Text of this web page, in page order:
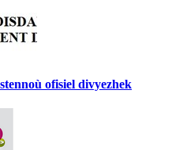
ofisiel divyezhek